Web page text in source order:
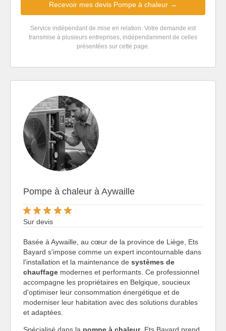
Recevoir mes devis Pompe à chaleur →
Service indépendant de mise en relation. Votre demande est
transmise à plusieurs entreprises, indépendamment de celles
présentées sur cette page.
Pompe à chaleur à Aywaille
Sur devis
Basée à Aywaille, au cœur de la province de Liège, Ets
Bayard s'impose comme un expert incontournable dans
l'installation et la maintenance de systèmes de
chauffage modernes et performants. Ce professionnel
accompagne les propriétaires en Belgique, soucieux
d'optimiser leur consommation énergétique et de
moderniser leur habitation avec des solutions durables
et adaptées.